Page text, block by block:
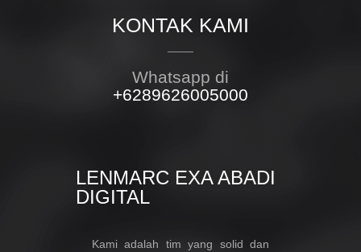
KONTAK KAMI
Whatsapp di
+6289626005000
LENMARC EXA ABADI
DIGITAL
Kami adalah tim yang solid dan